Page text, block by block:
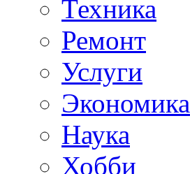
Техника
Ремонт
Услуги
Экономика
Наука
Хобби